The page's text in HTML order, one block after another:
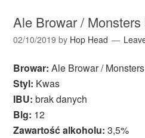
Ale Browar /
02/10/2019 by Hop Head
Browar: Ale Browar / Monsters
Styl: Kwas
IBU: brak danych
Blg: 12
Zawartość alkoholu: 3,5%